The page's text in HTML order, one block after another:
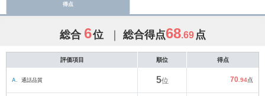
得点
総合 6位 総合得点68.69 点
評価項目 順位 得点
A. 通話品質 5位 70 .94点